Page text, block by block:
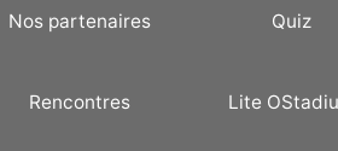
Nos partenaires Quiz
Rencontres Lite